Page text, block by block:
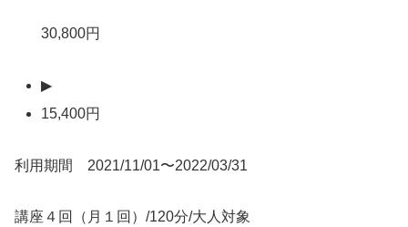
30,800円
▶
15,400円
利用期間 2021/11/01〜2022/03/31
講座４回（月１回）/120分/大人対象